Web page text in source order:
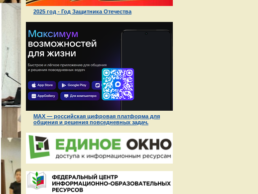
2025 год - Год Защитника Отечества
MAX — российская цифровая платформа для
общения и решения повседневных задач.